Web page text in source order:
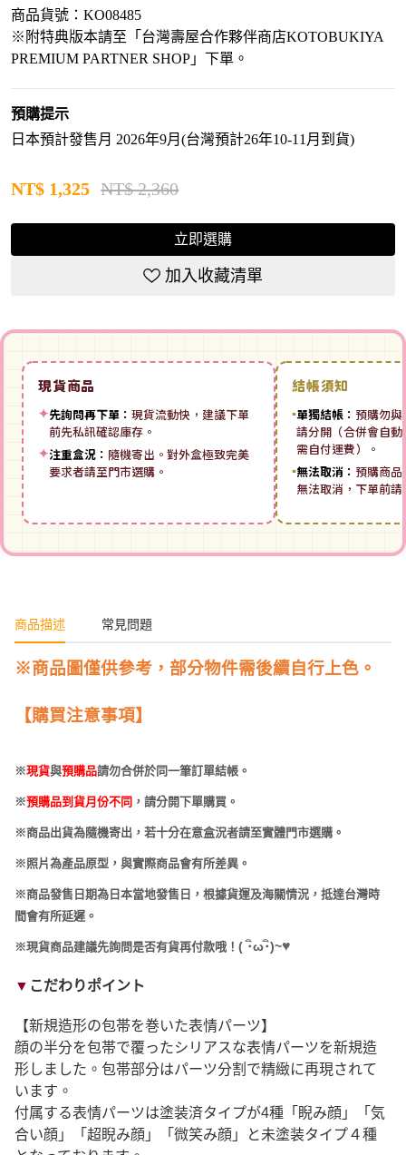
商品貨號：KO08485
※附特典版本請至「台灣壽屋合作夥伴商店KOTOBUKIYA
PREMIUM PARTNER SHOP」下單。
預購提示
日本預計發售月 2026年9月(台灣預計26年10-11月到貨)
NT$ 1,325 NT$ 2,360
立即選購
加入收藏清單
現貨商品
✦先詢問再下單： 現貨流動快，建議下單
前先私訊確認庫存。
✦注重盒況： 隨機寄出。對外盒極致完美
要求者請至門市選購。
結帳須知
▪單獨結帳： 預購勿與
請分開（合併會自
需自付運費）。
▪無法取消： 預購商品
無法取消，下單前
商品描述 常見問題
※商品圖僅供參考，部分物件需後續自行上色。
【購買注意事項】
※現貨與預購品請勿合併於同一筆訂單結帳。
※預購品到貨月份不同 ，請分開下單購買。
※商品出貨為隨機寄出，若十分在意盒況者請至實體門市選購。
※照片為產品原型，與實際商品會有所差異。
※商品發售日期為日本當地發售日，根據貨運及海關情況，抵達台灣時
間會有所延遲。
※現貨商品建議先詢問是否有貨再付款哦！ (･ω･)~♥
▼ こだわりポイント
【新規造形の包帯を巻いた表情パーツ】
顔の半分を包帯で覆ったシリアスな表情パーツを新規造
形しました。包帯部分はパーツ分割で精緻に再現されて
います。
付属する表情パーツは塗装済タイプが4種「睨み顔」「気
合い顔」「超睨み顔」「微笑み顔」と未塗装タイプ４種